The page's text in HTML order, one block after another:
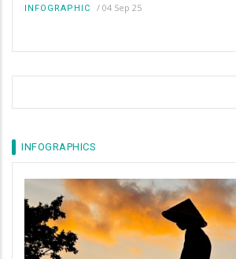
INFOGRAPHIC / 04 Sep 25
INFOGRAPHICS